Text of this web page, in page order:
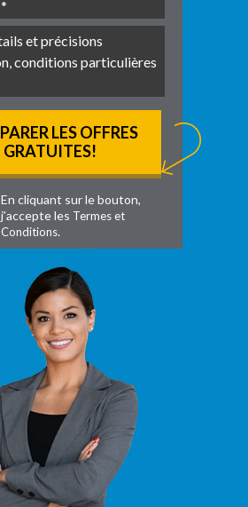
En cliquant sur le bouton,
j’accepte les Termes et
Conditions.